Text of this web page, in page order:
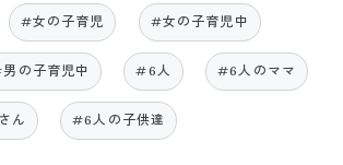
#女の子育児 #女の子育児中
の子育児中 #6人 #6人のママ
ん #6人の子供達